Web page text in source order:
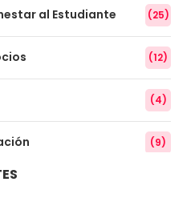
al Estudiante (25)
(12)
(4)
(9)